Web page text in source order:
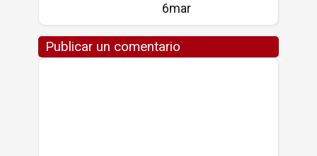
6mar
Publicar un comentario